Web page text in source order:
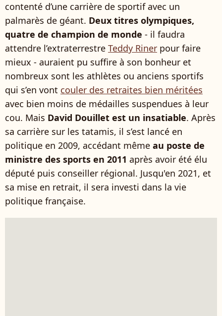
contenté d’une carrière de sportif avec un
palmarès de géant. Deux titres olympiques,
quatre de champion de monde - il faudra
attendre l’extraterrestre Teddy Riner pour faire
mieux - auraient pu suffire à son bonheur et
nombreux sont les athlètes ou anciens sportifs
qui s’en vont couler des retraites bien méritées
avec bien moins de médailles suspendues à leur
cou. Mais David Douillet est un insatiable. Après
sa carrière sur les tatamis, il s’est lancé en
politique en 2009, accédant même au poste de
ministre des sports en 2011 après avoir été élu
député puis conseiller régional. Jusqu'en 2021, et
sa mise en retrait, il sera investi dans la vie
politique française.